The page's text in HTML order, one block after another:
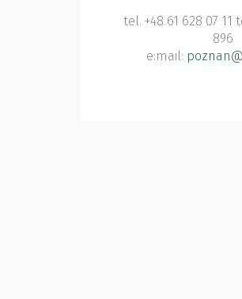
tel. +48 61 628 07 11
896
e:mail: